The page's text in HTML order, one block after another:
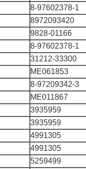
8-97602378-1
8972093420
9828-01166
8-97602378-1
31212-33300
ME061853
8-97209342-3
ME011867
3935959
3935959
4991305
4991305
5259499